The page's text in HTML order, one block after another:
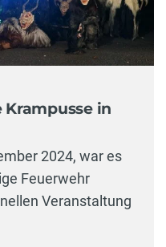
Krampusse in
2024, war es
Feuerwehr
Veranstaltung